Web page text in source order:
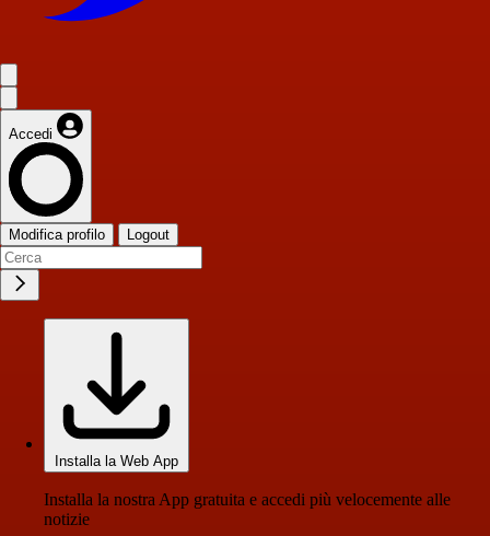
Accedi
Modifica profilo Logout
Installa la Web App
Installa la nostra App gratuita e accedi più velocemente alle
notizie